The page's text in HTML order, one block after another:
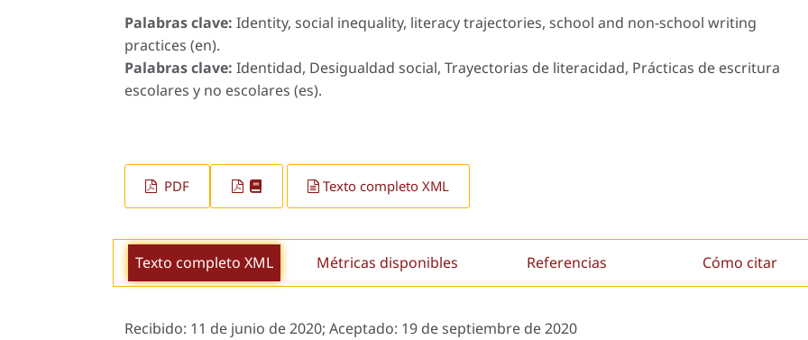
Palabras clave: Identity, social inequality, literacy trajectories, school and non-school writing
practices (en).
Palabras clave: Identidad, Desigualdad social, Trayectorias de literacidad, Prácticas de escritura
escolares y no escolares (es).
PDF Texto completo XML
Texto completo XML Métricas disponibles Referencias Cómo citar
Recibido: 11 de junio de 2020; Aceptado: 19 de septiembre de 2020